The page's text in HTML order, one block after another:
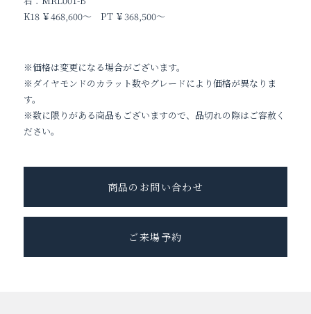
K18 ￥468,600～ PT ￥368,500～
※価格は変更になる場合がございます。
※ダイヤモンドのカラット数やグレードにより価格が異なりま
す。
※数に限りがある商品もございますので、品切れの際はご容赦く
ださい。
商品のお問い合わせ
ご来場予約